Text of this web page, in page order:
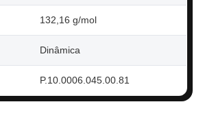
132,16 g/mol
Dinâmica
P.10.0006.045.00.81